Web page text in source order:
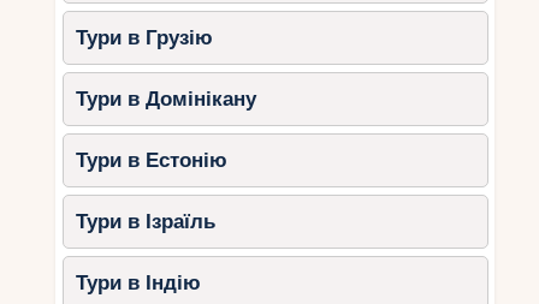
Тури в Грузію
Тури в Домінікану
Тури в Естонію
Тури в Ізраїль
Тури в Індію